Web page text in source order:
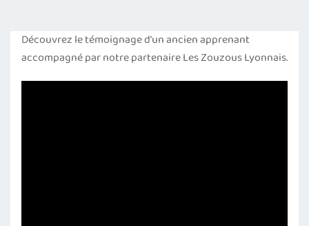
Découvrez le témoignage d’un ancien apprenant
accompagné par notre partenaire Les Zouzous Lyonnais.